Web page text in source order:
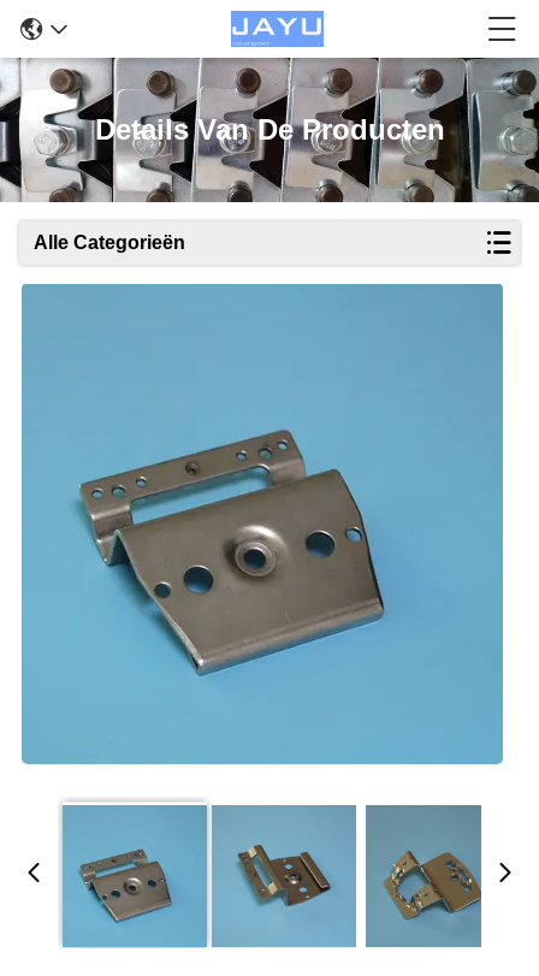
Details Van De Producten
Alle Categorieën